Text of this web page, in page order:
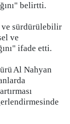
belirtti.
ve sürdürülebilir
ve
ifade etti.
Al Nahyan